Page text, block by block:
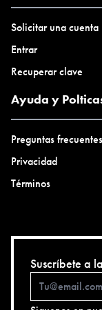
Solicitar una cuenta
Entrar
Recuperar clave
Ayuda y
Preguntas
Privacidad
Términos
Suscríbete a